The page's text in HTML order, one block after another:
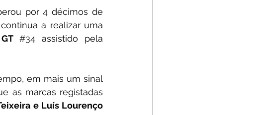
por 4 décimos de
a realizar uma
#34
em mais um sinal
as marcas registadas